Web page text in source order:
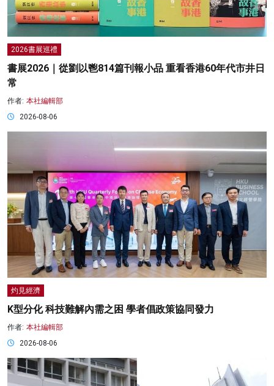
2026書展巡禮
書展2026｜從劉以鬯814篇刊報小品 重看香港60年代市井日
常
作者: 本社編輯部
2026-08-06
灼見經濟
K型分化 科技難解內需之困 學者倡政策協同發力
作者: 本社編輯部
2026-08-06